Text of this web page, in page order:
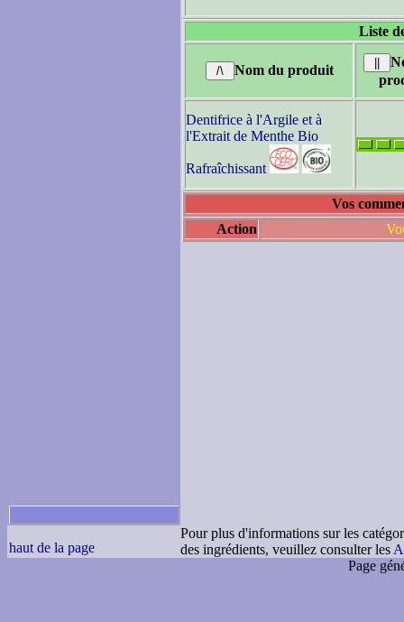
Liste
Nom du produit
Dentifrice à l'Argile et à
l'Extrait de Menthe Bio
Rafraîchissant
Vos
Action
haut de la page
Pour plus d'informations sur les
des ingrédients, veuillez consulter les
Page